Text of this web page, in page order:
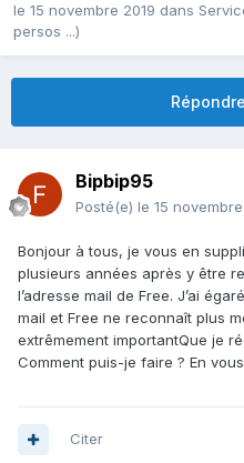
le 15 novembre 2019 dans
persos ...)
Bipbip95
Posté(e) le 15
Bonjour à tous, je vous en
plusieurs années après y être
l’adresse mail de Free. J’ai
mail et Free ne reconnaît plus
extrêmement importantQue je
Comment puis-je faire ? En
Citer